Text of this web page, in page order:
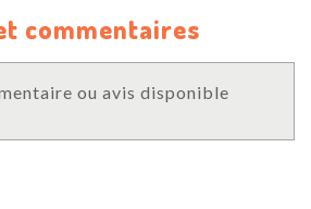
commentaires
ou avis disponible